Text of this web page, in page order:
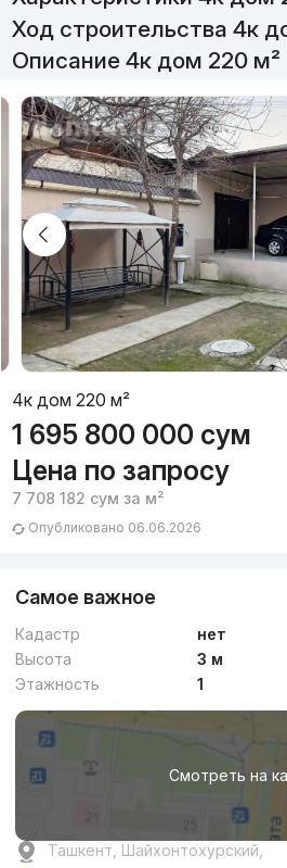
Ход строительства 4к
Описание 4к дом 220 м²
4к дом 220 м²
1 695 800 000 сум
Цена по запросу
7 708 182 сум за м²
Опубликовано 06.06.2026
Самое важное
Кадастр
нет
Высота
3 м
Этажность
1
Смотреть на
Ташкент, Шайхонтохурский,